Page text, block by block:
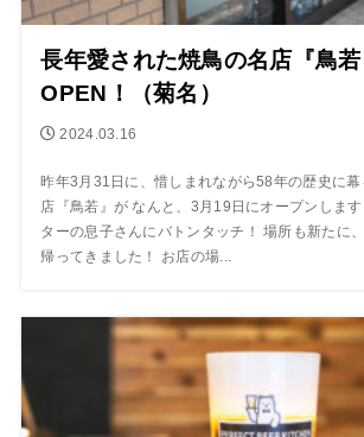
長年愛された焼鳥の名店『鳥
OPEN！（菊名）
2024.03.16
昨年3月31日に、惜しまれながら58年の歴史に幕
店『鳥若』が なんと、3月19日にオープンしま
ターの息子さんにバトンタッチ！ 場所も新たに
帰ってきました！ お店の場...